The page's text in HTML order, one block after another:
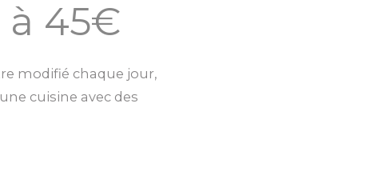
à 45€
modifié chaque jour,
cuisine avec des